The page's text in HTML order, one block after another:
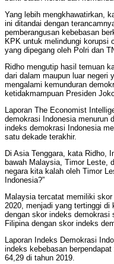
Yang lebih mengkhawatirkan,
ini ditandai dengan
pemberangusan kebebasan
KPK untuk melindungi korupsi
yang dipegang oleh Polri dan
Ridho mengutip hasil temuan
dari dalam maupun luar negeri
mengalami kemunduran
ketidakmampuan Presiden
Laporan The Economist
demokrasi Indonesia menurun
indeks demokrasi Indonesia
satu dekade terakhir.
Di Asia Tenggara, kata Ridho,
bawah Malaysia, Timor Leste,
negara kita kalah oleh Timor
Indonesia?”
Malaysia tercatat memiliki
2020, menjadi yang tertinggi
dengan skor indeks
Filipina dengan skor indeks
Laporan Indeks Demokrasi
indeks kebebasan
64,29 di tahun 2019.